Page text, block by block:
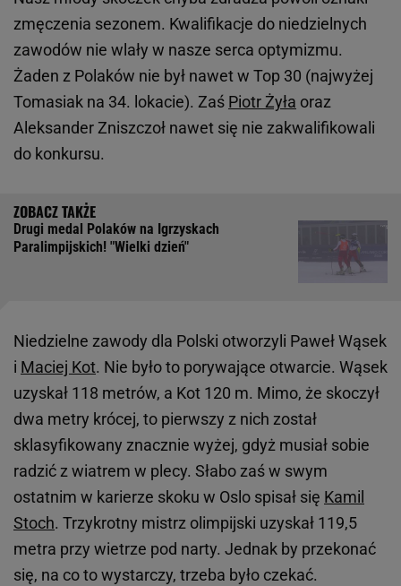
zmęczenia sezonem. Kwalifikacje do niedzielnych
zawodów nie wlały w nasze serca optymizmu.
Żaden z Polaków nie był nawet w Top 30 (najwyżej
Tomasiak na 34. lokacie). Zaś Piotr Żyła oraz
Aleksander Zniszczoł nawet się nie zakwalifikowali
do konkursu.
Drugi medal Polaków na Igrzyskach
Paralimpijskich! "Wielki dzień"
Niedzielne zawody dla Polski otworzyli Paweł Wąsek
i Maciej Kot. Nie było to porywające otwarcie. Wąsek
uzyskał 118 metrów, a Kot 120 m. Mimo, że skoczył
dwa metry krócej, to pierwszy z nich został
sklasyfikowany znacznie wyżej, gdyż musiał sobie
radzić z wiatrem w plecy. Słabo zaś w swym
ostatnim w karierze skoku w Oslo spisał się Kamil
Stoch. Trzykrotny mistrz olimpijski uzyskał 119,5
metra przy wietrze pod narty. Jednak by przekonać
się, na co to wystarczy, trzeba było czekać.